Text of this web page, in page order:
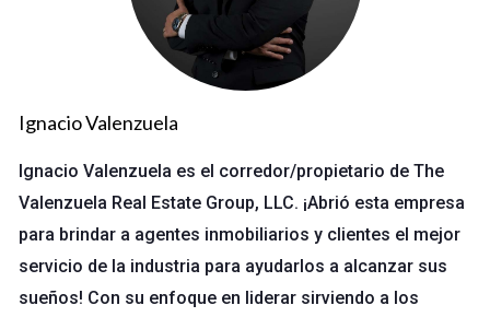
todas las partes involucradas. Cuando se firma un documento,
se establece un compromiso claro que puede ser utilizado
como prueba en caso de desacuerdos. Esto no solo protege a
las partes, sino que también fomenta un ambiente de
“Las divulgaciones firmadas son el primer paso
hacia una relación comercial exitosa.” <a
href="https://www.ejemplo.com">Fuente</a>
Ignacio Valenzuela
Ignacio Valenzuela es el corredor/propietario de The
Valenzuela Real Estate Group, LLC. ¡Abrió esta empresa
para brindar a agentes inmobiliarios y clientes el mejor
servicio de la industria para ayudarlos a alcanzar sus
sueños! Con su enfoque en liderar sirviendo a los